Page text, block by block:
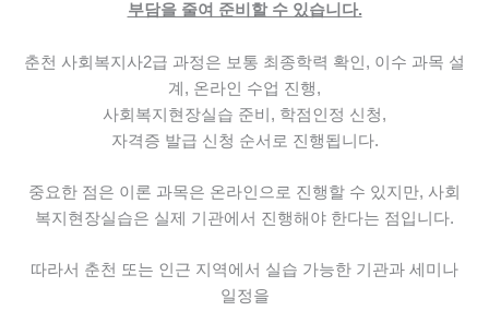
부담을 줄여 준비할 수 있습니다.
춘천 사회복지사2급 과정은 보통 최종학력 확인, 이수 과목 설
계, 온라인 수업 진행,
사회복지현장실습 준비, 학점인정 신청,
자격증 발급 신청 순서로 진행됩니다.
중요한 점은 이론 과목은 온라인으로 진행할 수 있지만, 사회
복지현장실습은 실제 기관에서 진행해야 한다는 점입니다.
따라서 춘천 또는 인근 지역에서 실습 가능한 기관과 세미나
일정을